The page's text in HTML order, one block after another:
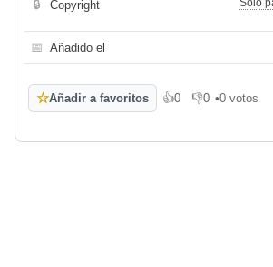
🔒 Copyright
Sólo
📅 Añadido el
☆Añadir a favoritos 👍0
Me gusta
👎0
No me gusta
•0 votos